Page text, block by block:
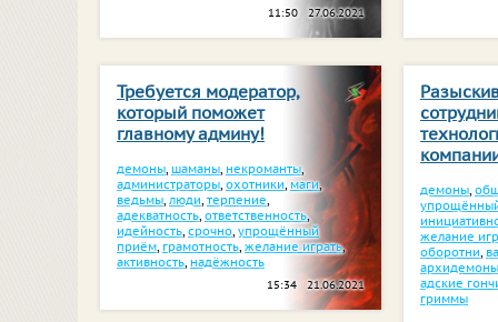
11:50 27.06.2021
Требуется модератор,
который поможет
главному админу!
демоны, шаманы, некроманты,
администраторы, охотники, маги,
ведьмы, люди, терпение,
адекватность, ответственность,
идейность, срочно, упрощённый
приём, грамотность, желание играть,
активность, надёжность
15:34 21.06.2021
демоны,
желание
оборотни,
адские
гриммы